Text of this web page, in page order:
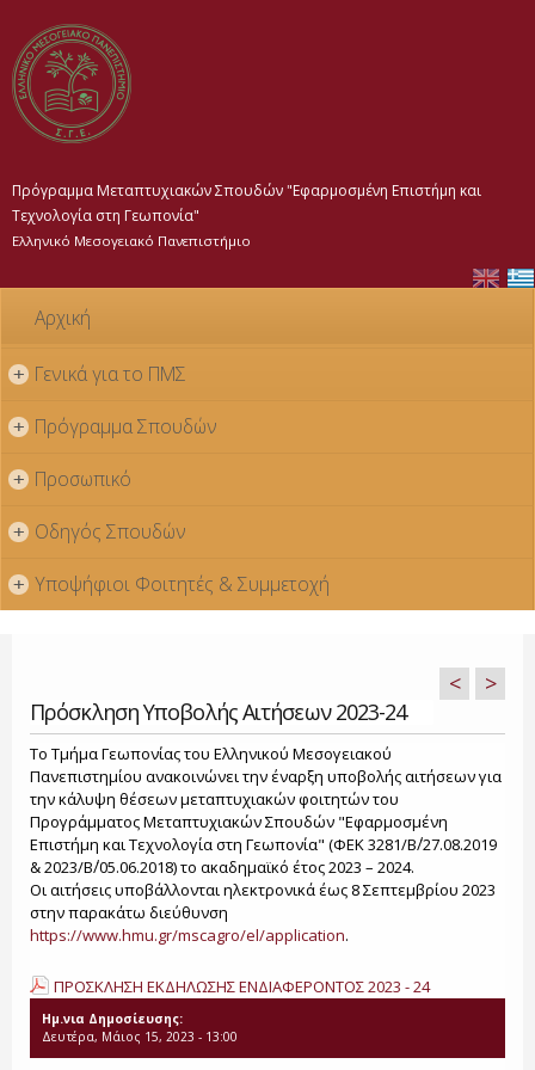
Πρόγραμμα Μεταπτυχιακών Σπουδών "Εφαρμοσμένη Επιστήμη και
Τεχνολογία στη Γεωπονία"
Ελληνικό Μεσογειακό Πανεπιστήμιο
Αρχική
+ Γενικά για το ΠΜΣ
+ Πρόγραμμα Σπουδών
+ Προσωπικό
+ Οδηγός Σπουδών
+ Υποψήφιοι Φοιτητές & Συμμετοχή
Πρόσκληση Υποβολής Αιτήσεων 2023-24
< >
Το Τμήμα Γεωπονίας του Ελληνικού Μεσογειακού
Πανεπιστημίου ανακοινώνει την έναρξη υποβολής αιτήσεων για
την κάλυψη θέσεων μεταπτυχιακών φοιτητών του
Προγράμματος Μεταπτυχιακών Σπουδών "Εφαρμοσμένη
Επιστήμη και Τεχνολογία στη Γεωπονία" (ΦΕΚ 3281/Β΄/27.08.2019
& 2023/Β΄/05.06.2018) το ακαδημαϊκό έτος 2023 – 2024.
Οι αιτήσεις υποβάλλονται ηλεκτρονικά έως 8 Σεπτεμβρίου 2023
στην παρακάτω διεύθυνση
https://www.hmu.gr/mscagro/el/application.
ΠΡΟΣΚΛΗΣΗ ΕΚΔΗΛΩΣΗΣ ΕΝΔΙΑΦΕΡΟΝΤΟΣ 2023 - 24
Ημ.νια Δημοσίευσης:
Δευτέρα, Μάιος 15, 2023 - 13:00